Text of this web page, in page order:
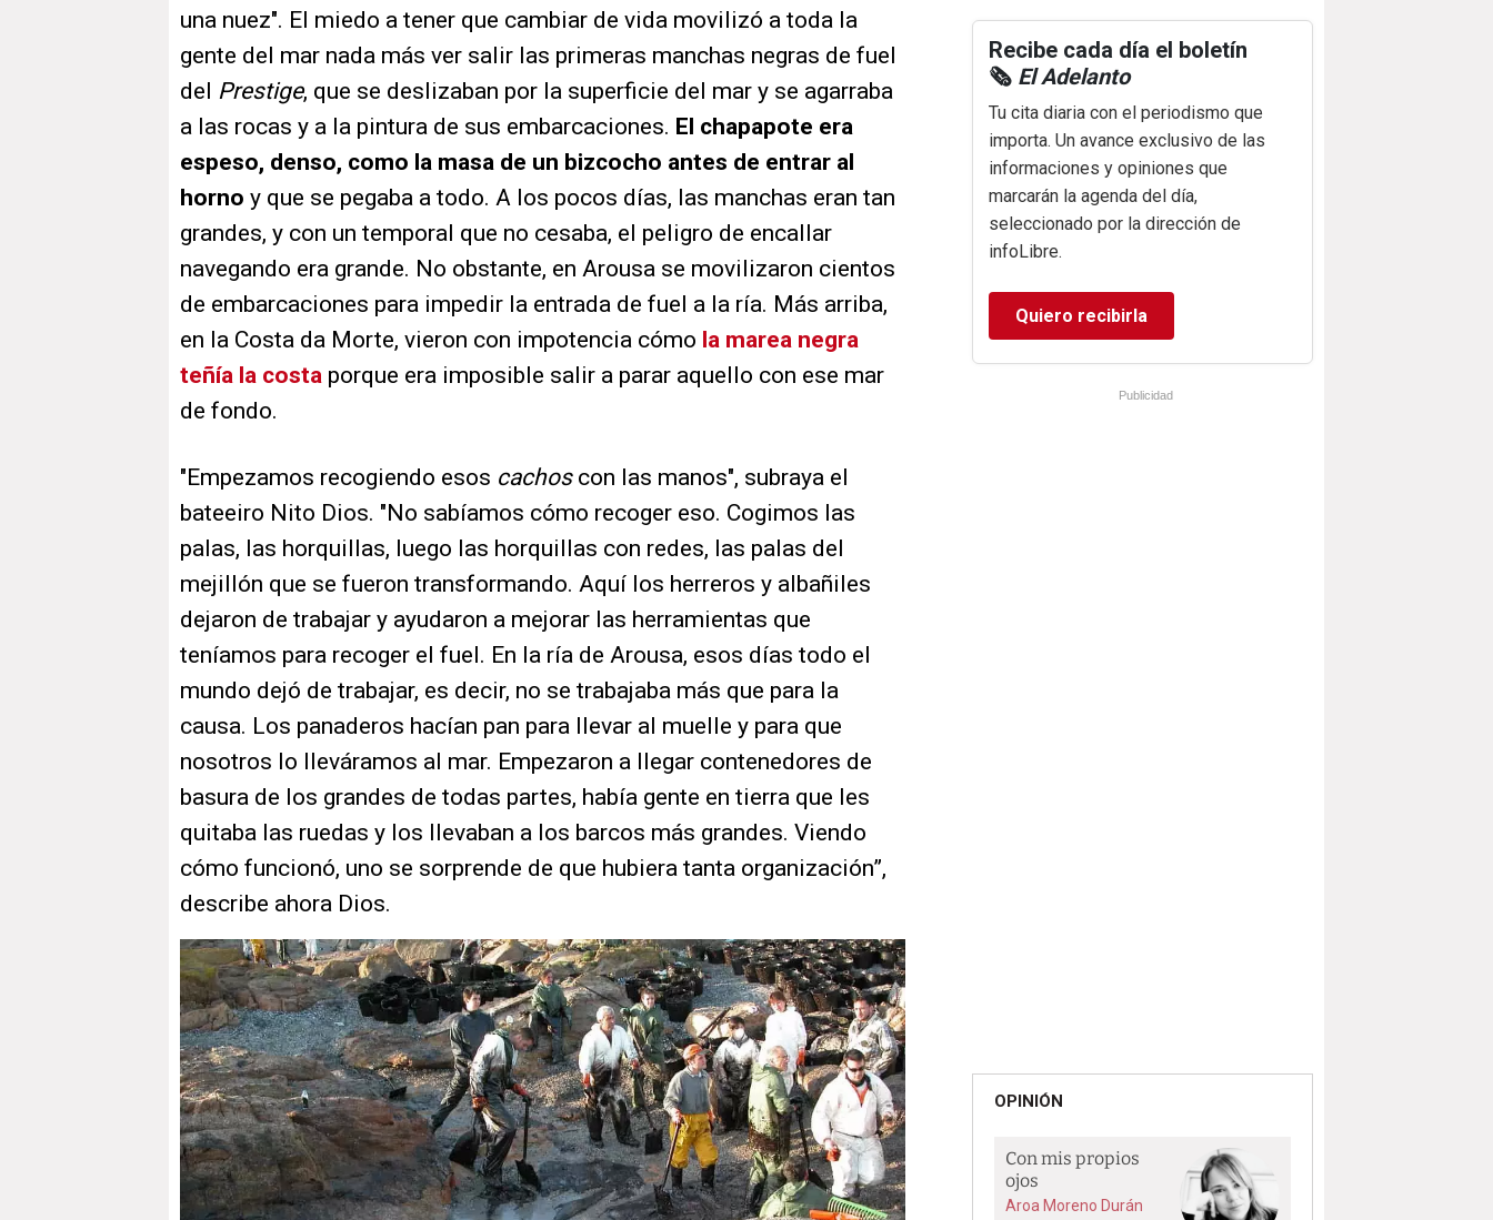
una nuez″. El miedo a tener que cambiar de vida movilizó a toda la
gente del mar nada más ver salir las primeras manchas negras de fuel
del Prestige, que se deslizaban por la superficie del mar y se agarraba
a las rocas y a la pintura de sus embarcaciones. El chapapote era
espeso, denso, como la masa de un bizcocho antes de entrar al
horno y que se pegaba a todo. A los pocos días, las manchas eran tan
grandes, y con un temporal que no cesaba, el peligro de encallar
navegando era grande. No obstante, en Arousa se movilizaron cientos
de embarcaciones para impedir la entrada de fuel a la ría. Más arriba,
en la Costa da Morte, vieron con impotencia cómo la marea negra
teñía la costa porque era imposible salir a parar aquello con ese mar
de fondo.
″Empezamos recogiendo esos cachos con las manos″, subraya el
bateeiro Nito Dios. ″No sabíamos cómo recoger eso. Cogimos las
palas, las horquillas, luego las horquillas con redes, las palas del
mejillón que se fueron transformando. Aquí los herreros y albañiles
dejaron de trabajar y ayudaron a mejorar las herramientas que
teníamos para recoger el fuel. En la ría de Arousa, esos días todo el
mundo dejó de trabajar, es decir, no se trabajaba más que para la
causa. Los panaderos hacían pan para llevar al muelle y para que
nosotros lo lleváramos al mar. Empezaron a llegar contenedores de
basura de los grandes de todas partes, había gente en tierra que les
quitaba las ruedas y los llevaban a los barcos más grandes. Viendo
cómo funcionó, uno se sorprende de que hubiera tanta organización”,
describe ahora Dios.
Recibe cada día el boletín
🗞️ El Adelanto
Tu cita diaria con el periodismo que
importa. Un avance exclusivo de las
informaciones y opiniones que
marcarán la agenda del día,
seleccionado por la dirección de
infoLibre.
Quiero recibirla
Publicidad
OPINIÓN
Con mis propios
ojos
Aroa Moreno Durán